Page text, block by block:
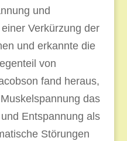
und
Verkürzung der
und erkannte die
von
fand heraus,
das
Entspannung als
Störungen